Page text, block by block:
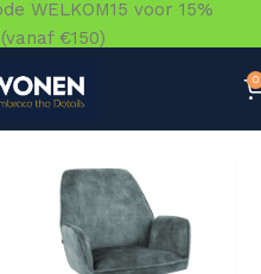
0
WELKOM15 voor 15%
€150)